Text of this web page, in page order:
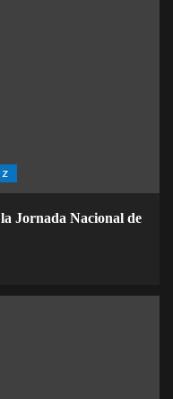
Jornada Nacional de